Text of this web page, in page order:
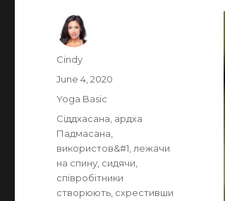
Author
Cindy
Posted
June 4, 2020
Categories
Yoga Basic
Tags
Сіддхасана ардха
Падмасана
використов&#1 лежачи
на спину сидячи
співробітники
створюють схрестивши